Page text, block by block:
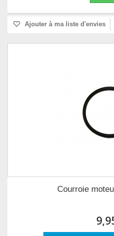
Ajouter à ma liste d'envies
Courroie